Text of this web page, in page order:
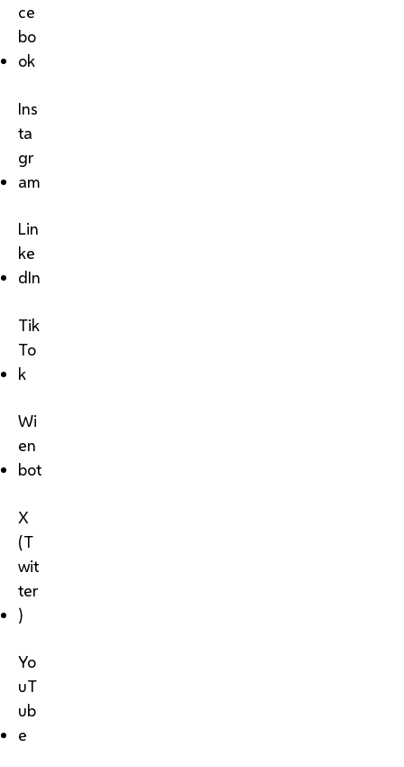
ce
bo
ok
Ins
ta
gr
am
Lin
ke
dIn
Tik
To
k
Wi
en
bot
X
(T
wit
ter
)
Yo
uT
ub
e